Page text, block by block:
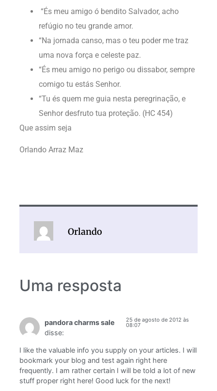
“És meu amigo ó bendito Salvador, acho
refúgio no teu grande amor.
“Na jornada canso, mas o teu poder me traz
uma nova força e celeste paz.
“És meu amigo no perigo ou dissabor, sempre
comigo tu estás Senhor.
“Tu és quem me guia nesta peregrinação, e
Senhor desfruto tua proteção. (HC 454)
Que assim seja
Orlando Arraz Maz
Orlando
Uma resposta
pandora charms sale
disse:
25 de agosto de 2012 às
08:07
I like the valuable info you supply on your articles. I will
bookmark your blog and test again right here
frequently. I am rather certain I will be told a lot of new
stuff proper right here! Good luck for the next!